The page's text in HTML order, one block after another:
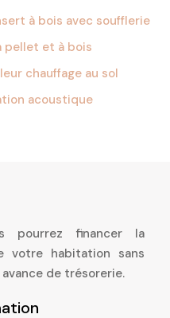
à bois avec soufflerie
pellet et à bois
chauffage au sol
acoustique
pourrez financer la
votre habitation sans
de trésorerie.